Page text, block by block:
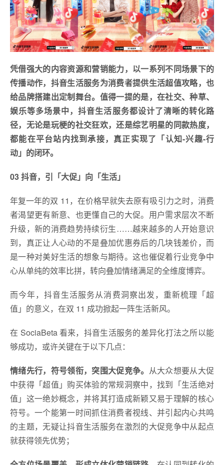
凭借强大的内容资源和营销能力，以一系列不同场景下的
传播动作，抖音生活服务为消费者提供生活超值攻略，也
给品牌搭建出定制舞台。值得一提的是，在社交、种草、
娱乐等多场景中，抖音生活服务都设计了清晰的转化路
径，无论是玩梗的社交狂欢，还是综艺明星的同款热度，
都能在平台站内找到承接，真正实现了「认知-兴趣-行
动」的闭环。
03 抖音，引「大促」向「生活」
年复一年的双 11，在价格早就失去原有吸引力之时，消费
者渴望更有新意、也更懂自己的大促。用户需求层次不断
升级，新的消费趋势持续衍生……越来越多的人开始意识
到，真正让人心动的不是叠加优惠券后的几块钱差价，而
是一种对美好生活的想象与期待。这也催促着行业竞争中
心从单纯的效率比拼，转向叠加情绪满足的全维度博弈。
而今年，抖音生活服务从消费洞察出发，重新梳理「超
值」的意义，在双 11 成功掀起一阵生活新风。
在 SociaBeta 看来，抖音生活服务的差异化打法之所以能
够成功，或许关键在于以下几点：
情绪先行，符号领衔，突围大促竞争。 从大众想要从大促
中获得「超值」购买体验的常规洞察中，找到「生活绝对
值」这一绝妙概念，并将其打造成新颖又易于理解的核心
符号。一个能第一时间抓住消费者视线、并引起内心共鸣
的主题，无疑让抖音生活服务在激烈的大促竞争中从起点
就获得领先优势；